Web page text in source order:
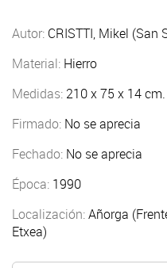
Autor: CRISTTI, Mikel (San
Material: Hierro
Medidas: 210 x 75 x 14 cm.
Firmado: No se aprecia
Fechado: No se aprecia
Época: 1990
Localización:Añorga
Etxea)